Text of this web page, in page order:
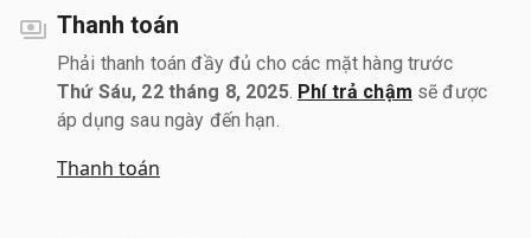
Thanh toán
Phải thanh toán đầy đủ cho các mặt hàng trước
Thứ Sáu, 22 tháng 8, 2025. Phí trả chậm sẽ được
áp dụng sau ngày đến hạn.
Thanh toán